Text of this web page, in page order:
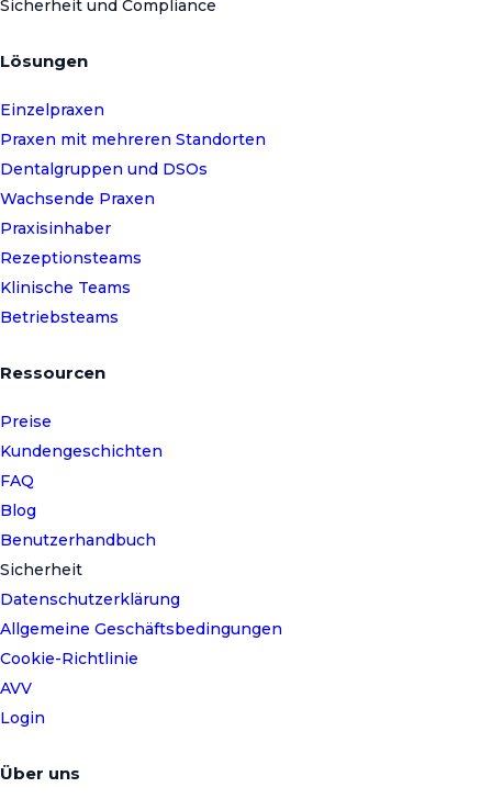
Sicherheit und Compliance
Lösungen
Einzelpraxen
Praxen mit mehreren Standorten
Dentalgruppen und DSOs
Wachsende Praxen
Praxisinhaber
Rezeptionsteams
Klinische Teams
Betriebsteams
Ressourcen
Preise
Kundengeschichten
FAQ
Blog
Benutzerhandbuch
Sicherheit
Datenschutzerklärung
Allgemeine Geschäftsbedingungen
Cookie-Richtlinie
AVV
Login
Über uns